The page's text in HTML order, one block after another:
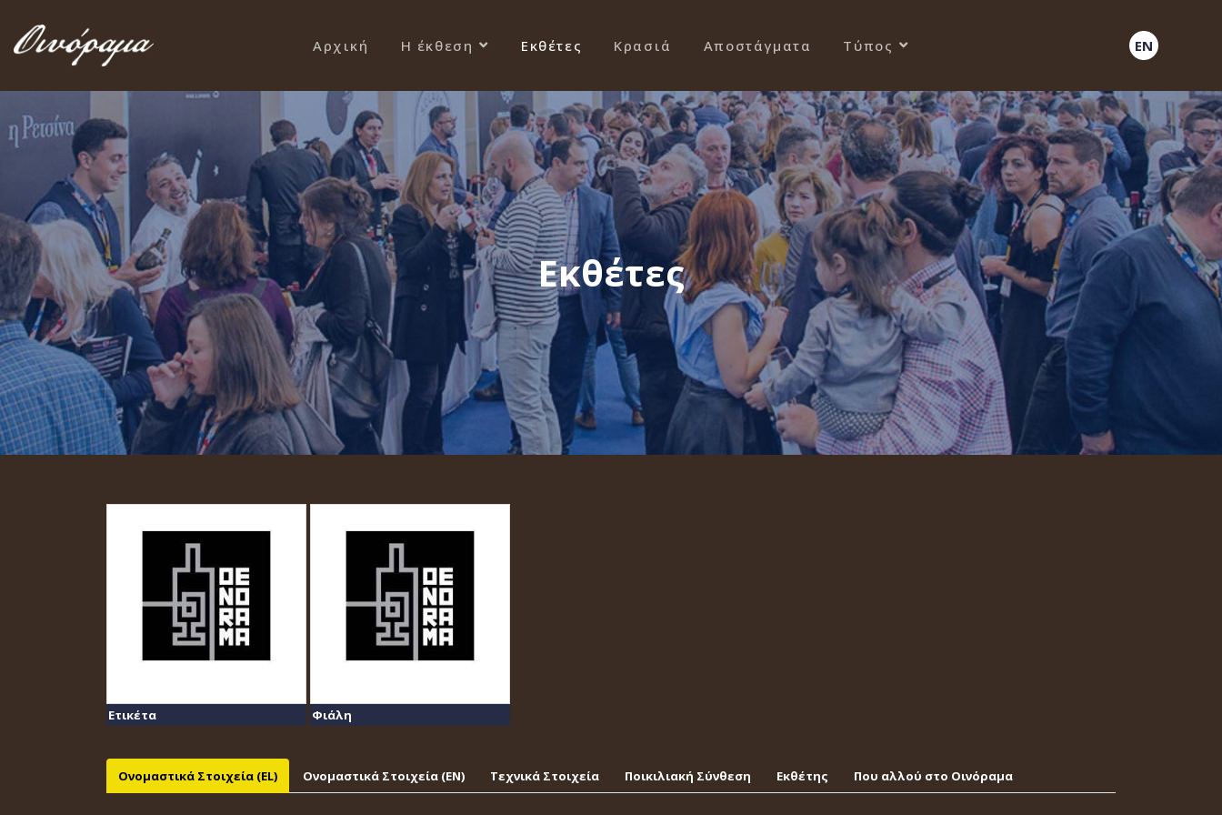
Αρχική Η έκθεση Εκθέτες Κρασιά Αποστάγματα Τύπος EN
Εκθέτες
Ετικέτα Φιάλη
Ονομαστικά Στοιχεία (EL) Ονομαστικά Στοιχεία (EΝ) Τεχνικά Στοιχεία Ποικιλιακή Σύνθεση Εκθέτης Που αλλού στο Οινόραμα